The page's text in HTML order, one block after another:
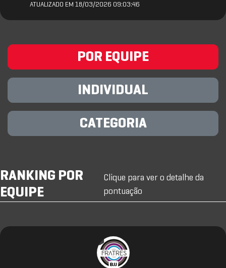
ATUALIZADO EM 18/03/2026 09:03:46
POR EQUIPE
INDIVIDUAL
CATEGORIA
RANKING POR
EQUIPE
Clique para ver o detalhe da
pontuação